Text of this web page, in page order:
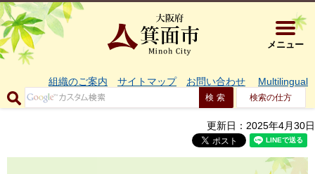
大阪府箕
メニュー
組織のご案内 サイトマップ お問い合わせ Multilingual
検索の仕方
更新日：2025年4月30日